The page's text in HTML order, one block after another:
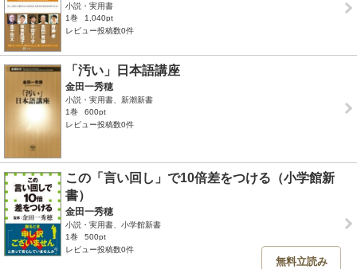
小説・実用書
1巻
1,040pt
レビュー投稿数0件
「汚い」日本語講座
金田一秀穂
小説・実用書、新潮新書
1巻
600pt
レビュー投稿数0件
この「言い回し」で10倍差をつける（小学館新
書）
金田一秀穂
小説・実用書、小学館新書
1巻
500pt
レビュー投稿数0件
無料立読み